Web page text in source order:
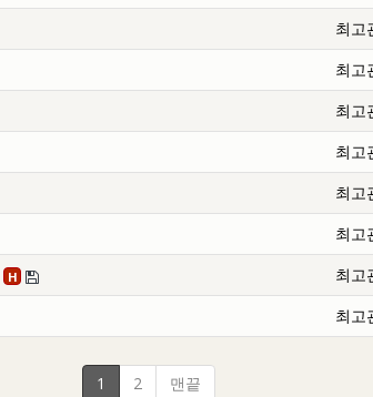
최고
최고
최고
최고
최고
최고
H 최고
최고
1 2 맨끝